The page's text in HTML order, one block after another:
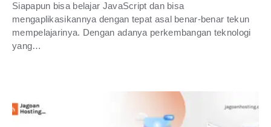
Siapapun bisa belajar JavaScript dan bisa
mengaplikasikannya dengan tepat asal benar-benar tekun
mempelajarinya. Dengan adanya perkembangan teknologi
yang…